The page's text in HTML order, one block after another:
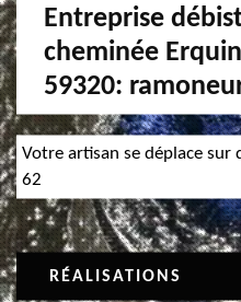
Entreprise
cheminée
59320:
Votre artisan se déplace
62
RÉALISATIONS